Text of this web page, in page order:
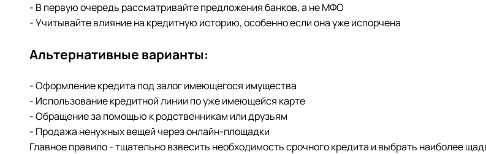
- В первую очередь рассматривайте предложения банков, а не МФО
- Учитывайте влияние на кредитную историю, особенно если она уже испорчена
Альтернативные варианты:
- Оформление кредита под залог имеющегося имущества
- Использование кредитной линии по уже имеющейся карте
- Обращение за помощью к родственникам или друзьям
- Продажа ненужных вещей через онлайн-площадки
Главное правило - тщательно взвесить необходимость срочного кредита и выбрать наиболее